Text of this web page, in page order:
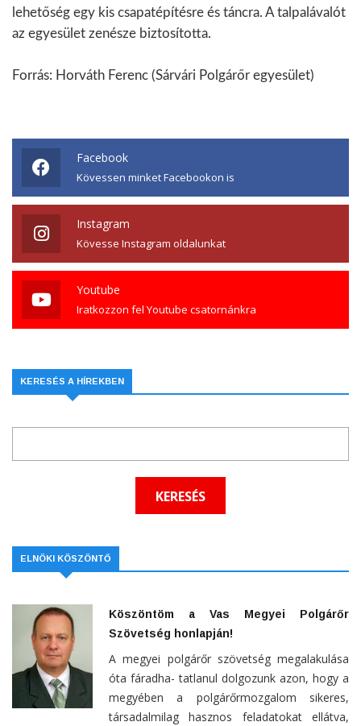
lehetőség egy kis csapatépítésre és táncra. A talpalávalót
az egyesület zenésze biztosította.
Forrás: Horváth Ferenc (Sárvári Polgárőr egyesület)
Facebook
Kövessen minket Facebookon is
Instagram
Kövesse Instagram oldalunkat
Youtube
Iratkozzon fel Youtube csatornánkra
KERESÉS A HÍREKBEN
ELNÖKI KÖSZÖNTŐ
Köszöntöm a Vas Megyei Polgárőr
Szövetség honlapján!
A megyei polgárőr szövetség megalakulása
óta fáradha- tatlanul dolgozunk azon, hogy a
megyében a polgárőrmozgalom sikeres,
társadalmilag hasznos feladatokat ellátva,